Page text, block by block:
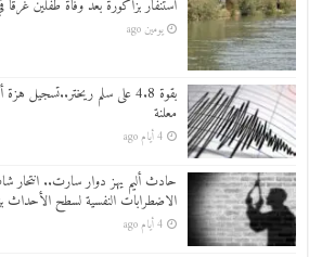
استنفار بزاكورة بعد وفاة طفلين غرقاً
يومين ago
بقوة 4.8 على سلم ريختر..تسجيل
معلنة
4 أيام ago
حادث أليم يهز دوار سارت.. انتحار
الاضطرابات النفسية لسطح الأحداث
4 أيام ago